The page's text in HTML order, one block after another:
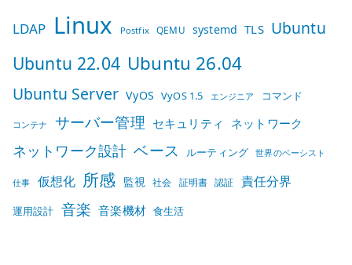
LDAP Linux Postfix QEMU systemd TLS Ubuntu
Ubuntu 22.04 Ubuntu 26.04
Ubuntu Server VyOS VyOS 1.5 エンジニア コマンド
コンテナ サーバー管理 セキュリティ ネットワーク
ネットワーク設計 ベース ルーティング 世界のベーシスト
仕事 仮想化 所感 監視 社会 証明書 認証 責任分界
運用設計 音楽 音楽機材 食生活